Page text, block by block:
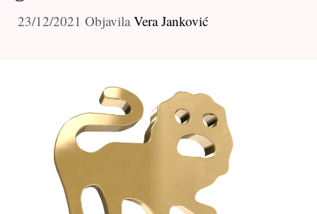
23/12/2021 Objavila Vera Janković